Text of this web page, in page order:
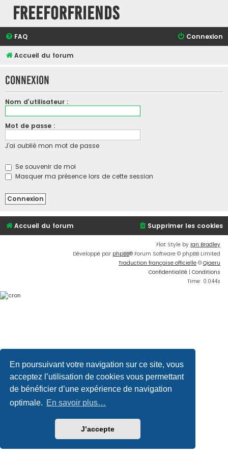
En poursuivant votre navigation sur ce site, vous
acceptez l’utilisation de cookies vous permettant
de bénéficier d’une expérience de navigation
optimale. En savoir plus…
J’accepte
FreeForFriends
FAQ Connexion
Accueil du forum
Connexion
Nom d’utilisateur :
Mot de passe :
J’ai oublié mon mot de passe
Se souvenir de moi
Masquer ma présence lors de cette session
Accueil du forum Supprimer les cookies
Flat Style by Ian Bradley
Développé par phpBB® Forum Software © phpBB Limited
Traduction française officielle © Qiaeru
Confidentialité | Conditions
Time: 0.044s